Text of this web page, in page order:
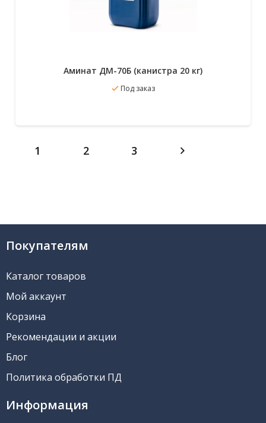
Аминат ДМ-70Б (канистра 20 кг)
Под заказ
1 2 3
Покупателям
Каталог товаров
Мой аккаунт
Корзина
Рекомендации и акции
Блог
Политика обработки ПД
Информация